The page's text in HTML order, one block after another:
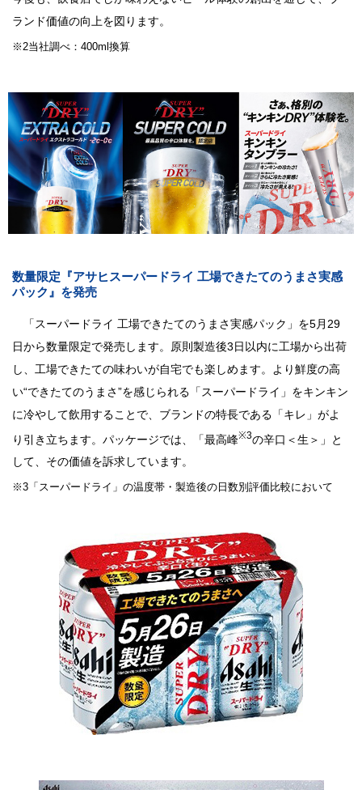
ランド価値の向上を図ります。
※2当社調べ：400ml換算
数量限定『アサヒスーパードライ 工場できたてのうまさ実感
パック』を発売
「スーパードライ 工場できたてのうまさ実感パック」を5月29
日から数量限定で発売します。原則製造後3日以内に工場から出荷
し、工場できたての味わいが自宅でも楽しめます。より鮮度の高
い“できたてのうまさ”を感じられる「スーパードライ」をキンキン
に冷やして飲用することで、ブランドの特長である「キレ」がよ
り引き立ちます。パッケージでは、「最高峰※3の辛口＜生＞」と
して、その価値を訴求しています。
※3「スーパードライ」の温度帯・製造後の日数別評価比較において